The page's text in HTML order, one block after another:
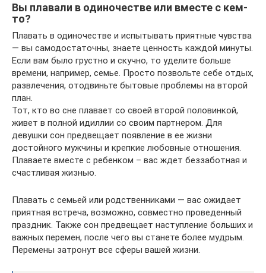
Вы плавали в одиночестве или вместе с кем-
то?
Плавать в одиночестве и испытывать приятные чувства
— вы самодостаточны, знаете ценность каждой минуты.
Если вам было грустно и скучно, то уделите больше
времени, например, семье. Просто позвольте себе отдых,
развлечения, отодвиньте бытовые проблемы на второй
план.
Тот, кто во сне плавает со своей второй половинкой,
живет в полной идиллии со своим партнером. Для
девушки сон предвещает появление в ее жизни
достойного мужчины и крепкие любовные отношения.
Плаваете вместе с ребенком – вас ждет беззаботная и
счастливая жизнью.
Плавать с семьей или родственниками — вас ожидает
приятная встреча, возможно, совместно проведенный
праздник. Также сон предвещает наступление больших и
важных перемен, после чего вы станете более мудрым.
Перемены затронут все сферы вашей жизни.